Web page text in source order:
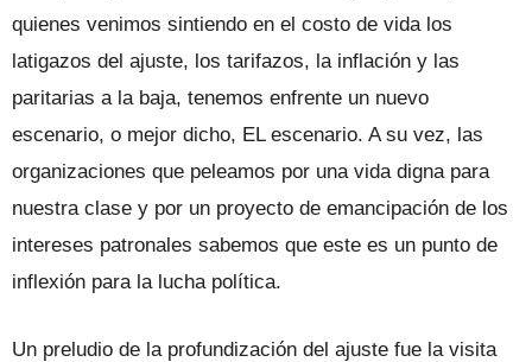
quienes venimos sintiendo en el costo de vida los
latigazos del ajuste, los tarifazos, la inflación y las
paritarias a la baja, tenemos enfrente un nuevo
escenario, o mejor dicho, EL escenario. A su vez, las
organizaciones que peleamos por una vida digna para
nuestra clase y por un proyecto de emancipación de los
intereses patronales sabemos que este es un punto de
inflexión para la lucha política.
Un preludio de la profundización del ajuste fue la visita